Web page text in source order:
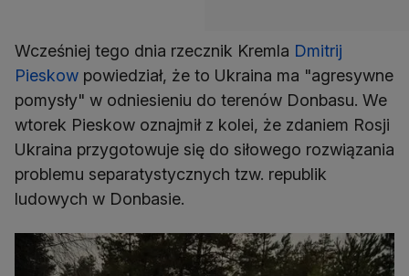
Wcześniej tego dnia rzecznik Kremla Dmitrij
Pieskow powiedział, że to Ukraina ma "agresywne
pomysły" w odniesieniu do terenów Donbasu. We
wtorek Pieskow oznajmił z kolei, że zdaniem Rosji
Ukraina przygotowuje się do siłowego rozwiązania
problemu separatystycznych tzw. republik
ludowych w Donbasie.